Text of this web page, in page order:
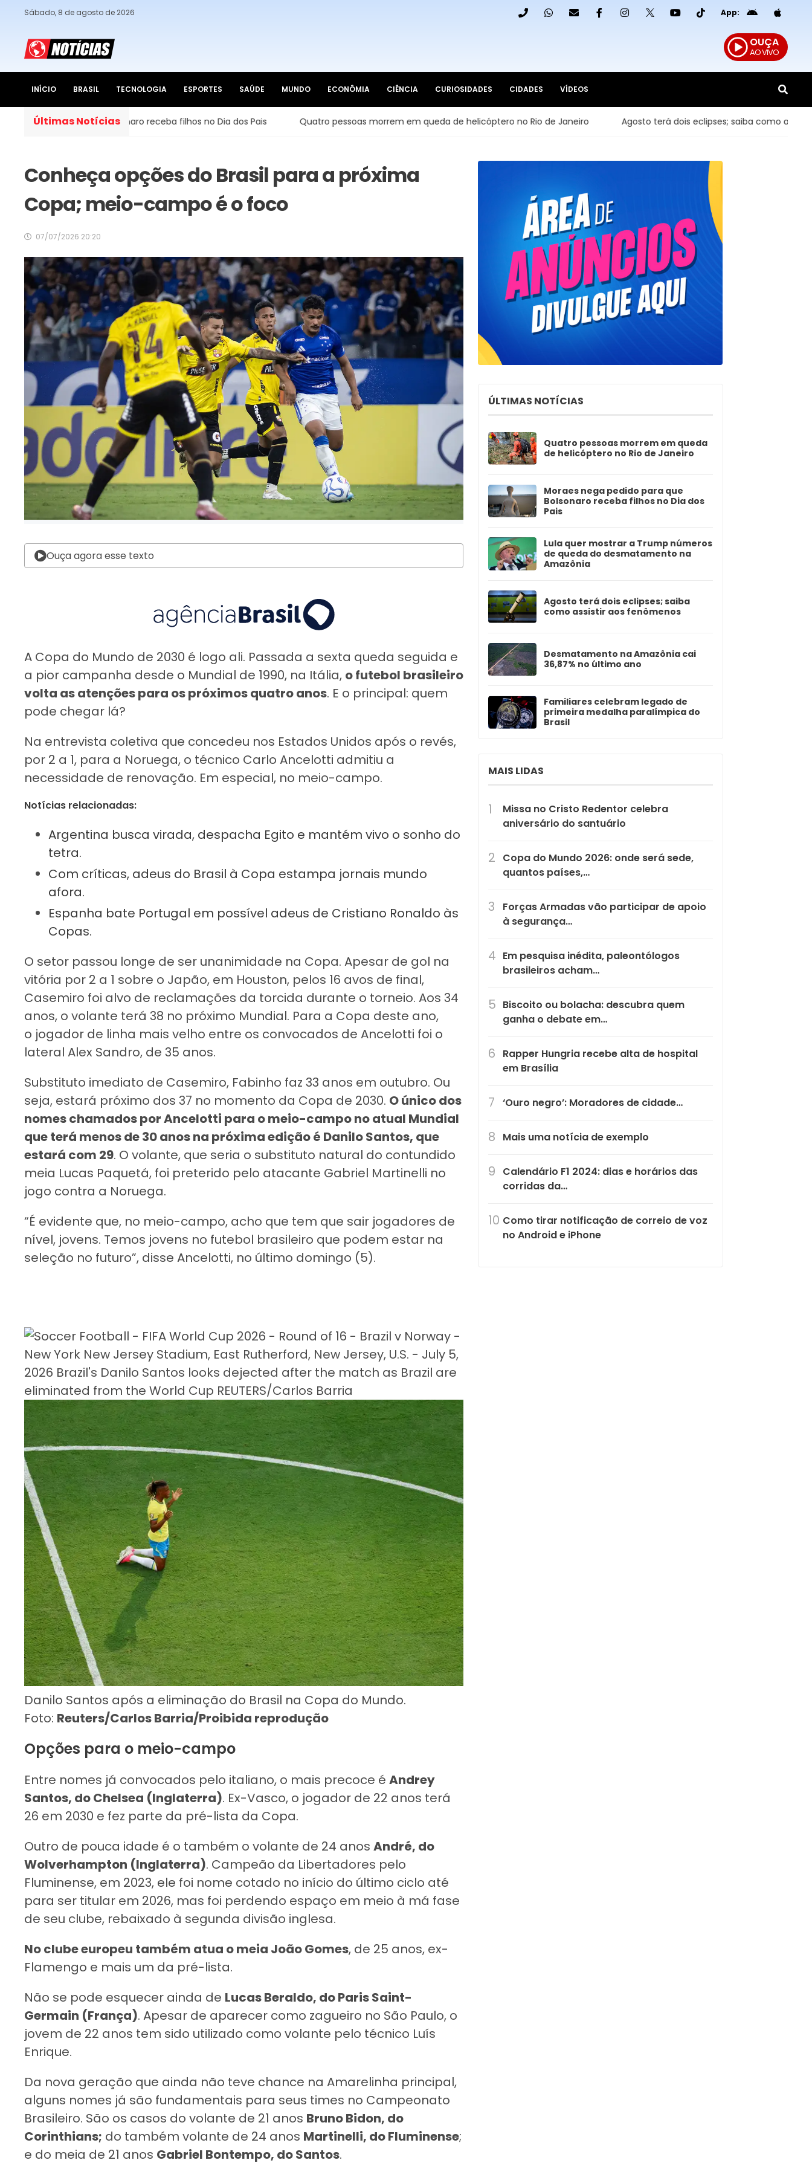
Sábado, 8 de agosto de 2026 App:
OUÇA
AO VIVO
INÍCIO BRASIL TECNOLOGIA ESPORTES SAÚDE MUNDO ECONÔMIA CIÊNCIA CURIOSIDADES CIDADES VÍDEOS
Últimas Notícias
que Bolsonaro receba filhos no Dia dos Pais Quatro pessoas morrem em queda de helicóptero no Rio de Janeiro Agosto terá dois eclipses; saiba como assistir aos fenômenos
Conheça opções do Brasil para a próxima
Copa; meio-campo é o foco
07/07/2026 20:20
Ouça agora esse texto
A Copa do Mundo de 2030 é logo ali. Passada a sexta queda seguida e
a pior campanha desde o Mundial de 1990, na Itália, o futebol brasileiro
volta as atenções para os próximos quatro anos. E o principal: quem
pode chegar lá?
Na entrevista coletiva que concedeu nos Estados Unidos após o revés,
por 2 a 1, para a Noruega, o técnico Carlo Ancelotti admitiu a
necessidade de renovação. Em especial, no meio-campo.
Notícias relacionadas:
Argentina busca virada, despacha Egito e mantém vivo o sonho do
tetra.
Com críticas, adeus do Brasil à Copa estampa jornais mundo
afora.
Espanha bate Portugal em possível adeus de Cristiano Ronaldo às
Copas.
O setor passou longe de ser unanimidade na Copa. Apesar de gol na
vitória por 2 a 1 sobre o Japão, em Houston, pelos 16 avos de final,
Casemiro foi alvo de reclamações da torcida durante o torneio. Aos 34
anos, o volante terá 38 no próximo Mundial. Para a Copa deste ano,
o jogador de linha mais velho entre os convocados de Ancelotti foi o
lateral Alex Sandro, de 35 anos.
Substituto imediato de Casemiro, Fabinho faz 33 anos em outubro. Ou
seja, estará próximo dos 37 no momento da Copa de 2030. O único dos
nomes chamados por Ancelotti para o meio-campo no atual Mundial
que terá menos de 30 anos na próxima edição é Danilo Santos, que
estará com 29. O volante, que seria o substituto natural do contundido
meia Lucas Paquetá, foi preterido pelo atacante Gabriel Martinelli no
jogo contra a Noruega.
“É evidente que, no meio-campo, acho que tem que sair jogadores de
nível, jovens. Temos jovens no futebol brasileiro que podem estar na
seleção no futuro”, disse Ancelotti, no último domingo (5).
Danilo Santos após a eliminação do Brasil na Copa do Mundo.
Foto: Reuters/Carlos Barria/Proibida reprodução
Opções para o meio-campo
Entre nomes já convocados pelo italiano, o mais precoce é Andrey
Santos, do Chelsea (Inglaterra). Ex-Vasco, o jogador de 22 anos terá
26 em 2030 e fez parte da pré-lista da Copa.
Outro de pouca idade é o também o volante de 24 anos André, do
Wolverhampton (Inglaterra). Campeão da Libertadores pelo
Fluminense, em 2023, ele foi nome cotado no início do último ciclo até
para ser titular em 2026, mas foi perdendo espaço em meio à má fase
de seu clube, rebaixado à segunda divisão inglesa.
No clube europeu também atua o meia João Gomes, de 25 anos, ex-
Flamengo e mais um da pré-lista.
Não se pode esquecer ainda de Lucas Beraldo, do Paris Saint-
Germain (França). Apesar de aparecer como zagueiro no São Paulo, o
jovem de 22 anos tem sido utilizado como volante pelo técnico Luís
Enrique.
Da nova geração que ainda não teve chance na Amarelinha principal,
alguns nomes já são fundamentais para seus times no Campeonato
Brasileiro. São os casos do volante de 21 anos Bruno Bidon, do
Corinthians; do também volante de 24 anos Martinelli, do Fluminense;
e do meia de 21 anos Gabriel Bontempo, do Santos.
ÚLTIMAS NOTÍCIAS
Quatro pessoas morrem em queda
de helicóptero no Rio de Janeiro
Moraes nega pedido para que
Bolsonaro receba filhos no Dia dos
Pais
Lula quer mostrar a Trump números
de queda do desmatamento na
Amazônia
Agosto terá dois eclipses; saiba
como assistir aos fenômenos
Desmatamento na Amazônia cai
36,87% no último ano
Familiares celebram legado de
primeira medalha paralímpica do
Brasil
MAIS LIDAS
Missa no Cristo Redentor celebra
aniversário do santuário
Copa do Mundo 2026: onde será sede,
quantos países,…
Forças Armadas vão participar de apoio
à segurança…
Em pesquisa inédita, paleontólogos
brasileiros acham…
Biscoito ou bolacha: descubra quem
ganha o debate em…
Rapper Hungria recebe alta de hospital
em Brasília
‘Ouro negro’: Moradores de cidade…
Mais uma notícia de exemplo
Calendário F1 2024: dias e horários das
corridas da…
Como tirar notificação de correio de voz
no Android e iPhone